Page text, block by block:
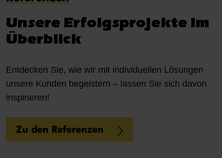
Unsere Erfolgsprojekte im
Überblick
Entdecken Sie, wie wir mit individuellen Lösungen
unsere Kunden begeistern – lassen Sie sich davon
inspirieren!
Zu den Referenzen